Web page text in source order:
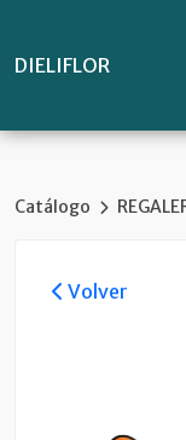
DIELIFLOR
Catálogo
Volver